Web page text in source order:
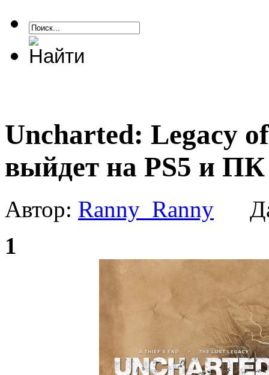
Uncharted: Legacy
выйдет на PS5 и ПК
Автор: Ranny_Ranny
1